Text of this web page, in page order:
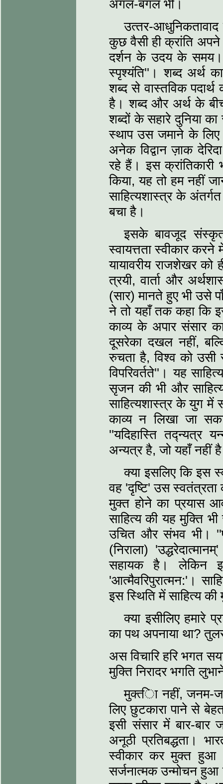
अगल-बगल भी।
उत्‍तर-आधुनिकतावाद
कुछ वैसी ही क्रांति अपने
दर्शन के उदय के समय।
स्‍पृश्‍यंति''। शब्‍द अर्थ
शब्‍द से वास्‍तविक पदार्थ
है। शब्‍द और अर्थ के
शब्‍दों के सहारे दुनिया का
स्‍थाप उस जमाने के
अनेक विद्वान ज़ाक
रहे हैं। इस क्रांतिकारी
किया, यह तो हम नहीं
साहित्‍यशास्‍त्र के
बचा है।
इसके बावजूद संस्‍कृत
स्‍वायत्तता स्‍वीकार
यायावरीय राजशेखर को
त्रयी, वार्ता और
(सार) मानते हुए भी उसे
ने तो यहाँ तक कहा कि
काव्‍य के अपार संसार
दूसरेका दखल नहीं,
रुचता है, विश्‍व को
विपरिवर्तते''। यह
सृजन की भी और
साहित्‍यशास्‍त्र के युग में
काव्‍य न लिखा जा
''यदिहास्ति तद्न्‍यत्र
अन्‍यत्र है, जो यहाँ नहीं
क्‍या इसलिए कि इस
वह 'दृष्टि' उस स्‍वतंत्रता
मुक्‍त होने का प्रयास
साहित्‍य की यह मुक्ति
उचित और संभव भी।
(निराला)
सहायक है। लेकिन
'आत्‍मैवरिपुरात्‍मन:'।
इस स्थिति में साहित्‍य की
क्‍या इसीलिए हमारे
का पथ अपनाया था?
अस विचारि हरि भगत
मुक्ति निरादर भगति
मुक्त्‍िा नहीं, जनम-
लिए छुटकारा पाने से
इसी संसार में बार-
अनूठी प्रतिबद्धता।
स्‍वीकार कर मुक्‍त हुआ
सर्जनात्‍मक उन्‍मोचन